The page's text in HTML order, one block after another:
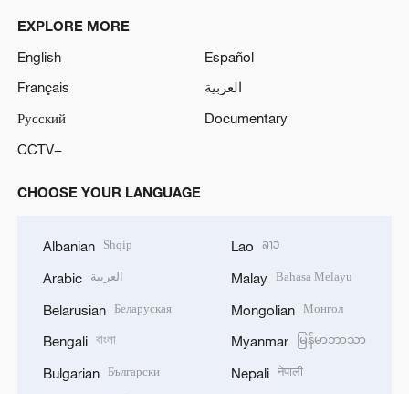
EXPLORE MORE
English
Español
Français
العربية
Русский
Documentary
CCTV+
CHOOSE YOUR LANGUAGE
Albanian Shqip
Arabic العربية
Belarusian Беларуская
Bengali বাংলা
Bulgarian Български
Lao ລາວ
Malay Bahasa Melayu
Mongolian Монгол
Myanmar မြန်မာဘာသာ
Nepali नेपाली